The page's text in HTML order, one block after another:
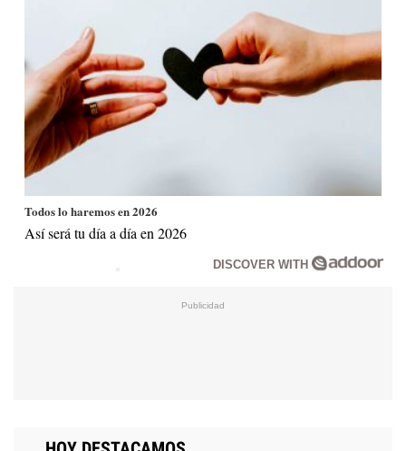
Todos lo haremos en 2026
Así será tu día a día en 2026
DISCOVER WITH